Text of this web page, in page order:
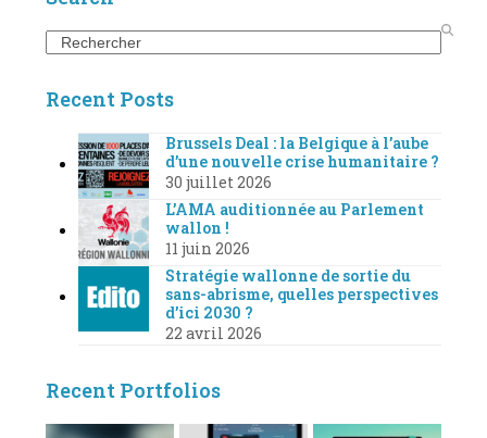
Search
Recent Posts
Brussels Deal : la Belgique à l’aube
d’une nouvelle crise humanitaire ?
30 juillet 2026
L’AMA auditionnée au Parlement
wallon !
11 juin 2026
Stratégie wallonne de sortie du
sans-abrisme, quelles perspectives
d’ici 2030 ?
22 avril 2026
Recent Portfolios